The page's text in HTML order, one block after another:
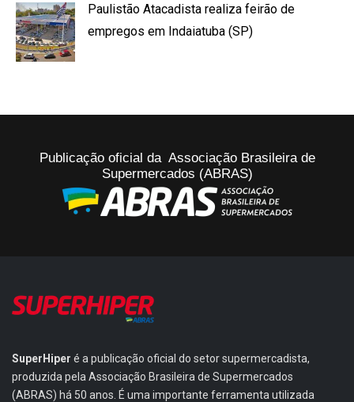
Paulistão Atacadista realiza feirão de
empregos em Indaiatuba (SP)
Publicação oficial da Associação Brasileira de
Supermercados (ABRAS)
SuperHiper é a publicação oficial do setor supermercadista,
produzida pela Associação Brasileira de Supermercados
(ABRAS) há 50 anos. É uma importante ferramenta utilizada